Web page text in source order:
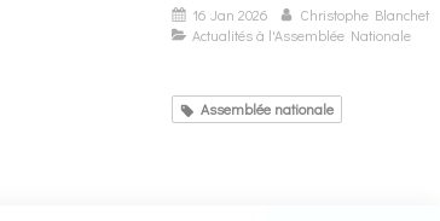
16 Jan 2026
Christophe Blanchet
Actualités à l'Assemblée Nationale
Assemblée nationale